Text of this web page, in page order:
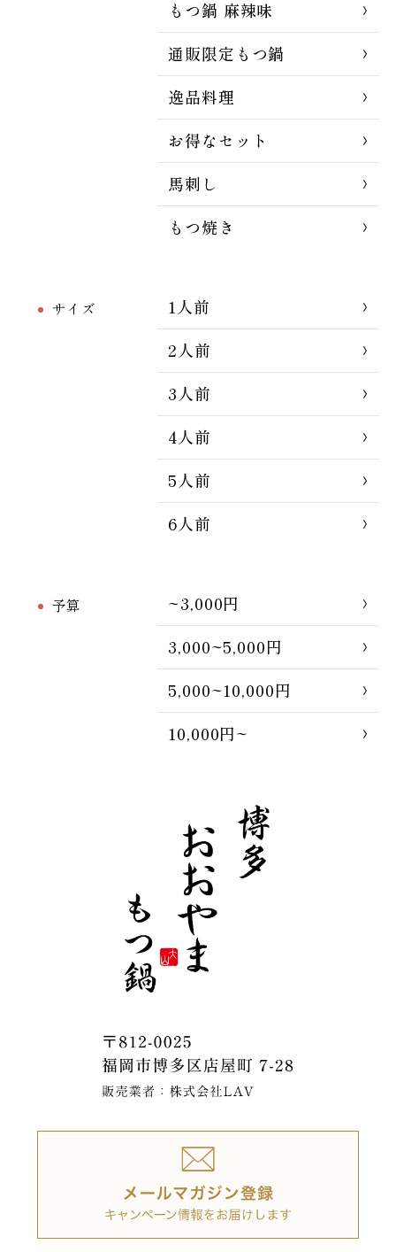
もつ鍋 麻辣味
通販限定もつ鍋
逸品料理
お得なセット
馬刺し
もつ焼き
サイズ
1人前
2人前
3人前
4人前
5人前
6人前
予算
~3,000円
3,000~5,000円
5,000~10,000円
10,000円~